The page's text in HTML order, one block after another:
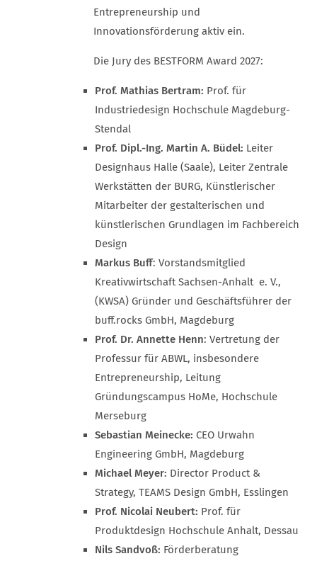
Entrepreneurship und
Innovationsförderung aktiv ein.
Die Jury des BESTFORM Award 2027:
Prof. Mathias Bertram: Prof. für
Industriedesign Hochschule Magdeburg-
Stendal
Prof. Dipl.-Ing. Martin A. Büdel: Leiter
Designhaus Halle (Saale), Leiter Zentrale
Werkstätten der BURG, Künstlerischer
Mitarbeiter der gestalterischen und
künstlerischen Grundlagen im Fachbereich
Design
Markus Buff: Vorstandsmitglied
Kreativwirtschaft Sachsen-Anhalt e. V.,
(KWSA) Gründer und Geschäftsführer der
buff.rocks GmbH, Magdeburg
Prof. Dr. Annette Henn: Vertretung der
Professur für ABWL, insbesondere
Entrepreneurship, Leitung
Gründungscampus HoMe, Hochschule
Merseburg
Sebastian Meinecke: CEO Urwahn
Engineering GmbH, Magdeburg
Michael Meyer: Director Product &
Strategy, TEAMS Design GmbH, Esslingen
Prof. Nicolai Neubert: Prof. für
Produktdesign Hochschule Anhalt, Dessau
Nils Sandvoß: Förderberatung